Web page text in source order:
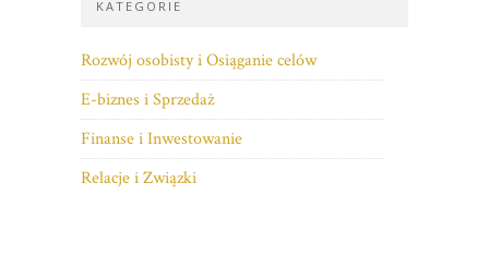
KATEGORIE
Rozwój osobisty i Osiąganie celów
E-biznes i Sprzedaż
Finanse i Inwestowanie
Relacje i Związki